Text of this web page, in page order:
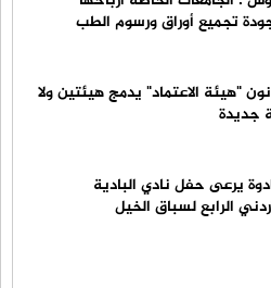
تجميع أوراق ورسوم الطب
"هيئة الاعتماد" يدمج هيئتين ولا
جديدة
يرعى حفل نادي البادية
الرابع لسباق الخيل